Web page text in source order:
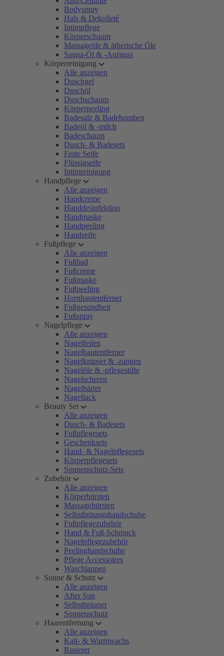
Bodyspray
Hals & Dekolleté
Intimpflege
Körperschaum
Massageöle & ätherische Öle
Sauna-Öl & -Aufguss
Körperreinigung
Alle anzeigen
Duschgel
Duschöl
Duschschaum
Körperpeeling
Badesalz & Badebomben
Badeöl & -milch
Badeschaum
Dusch- & Badesets
Feste Seife
Flüssigseife
Intimreinigung
Handpflege
Alle anzeigen
Handcreme
Handdesinfektion
Handmaske
Handpeeling
Handseife
Fußpflege
Alle anzeigen
Fußbad
Fußcreme
Fußmaske
Fußpeeling
Hornhautentferner
Fußgesundheit
Fußspray
Nagelpflege
Alle anzeigen
Nagelfeilen
Nagelhautentferner
Nagelknipser & -zangen
Nagelöle & -pflegestifte
Nagelscheren
Nagelhärter
Nagellack
Beauty Set
Alle anzeigen
Dusch- & Badesets
Fußpflegesets
Geschenksets
Hand- & Nagelpflegesets
Körperpflegesets
Sonnenschutz-Sets
Zubehör
Alle anzeigen
Körperbürsten
Massagebürsten
Selbstbräungshandschuhe
Fußpflegezubehör
Hand & Fuß-Schmuck
Nagelpflegezubehör
Peelinghandschuhe
Pflege Accessoires
Waschlappen
Sonne & Schutz
Alle anzeigen
After Sun
Selbstbräuner
Sonnenschutz
Haarentfernung
Alle anzeigen
Kalt- & Warmwachs
Rasierer